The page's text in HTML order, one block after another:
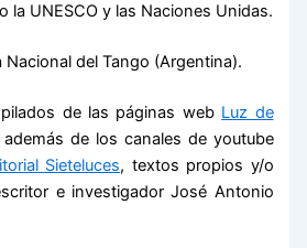
la UNESCO y las Naciones Unidas.
Nacional del Tango (Argentina).
de las páginas web Luz de
además de los canales de youtube
Sieteluces, textos propios y/o
e investigador José Antonio